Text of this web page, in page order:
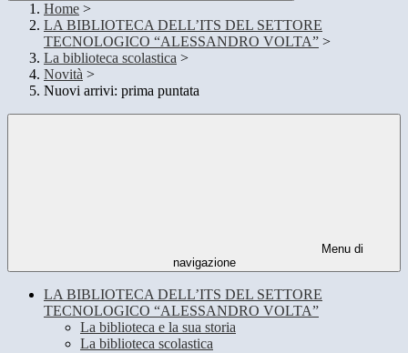
Home >
LA BIBLIOTECA DELL’ITS DEL SETTORE
TECNOLOGICO “ALESSANDRO VOLTA” >
La biblioteca scolastica >
Novità >
Nuovi arrivi: prima puntata
Menu di
navigazione
LA BIBLIOTECA DELL’ITS DEL SETTORE
TECNOLOGICO “ALESSANDRO VOLTA”
La biblioteca e la sua storia
La biblioteca scolastica